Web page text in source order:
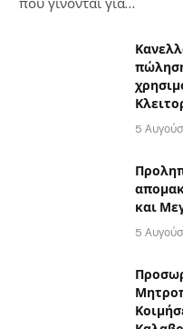
που γίνονται για…
5
και
5